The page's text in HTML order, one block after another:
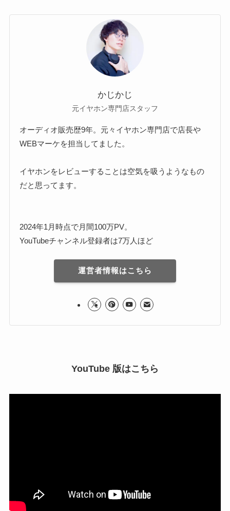
かじかじ
元イヤホン専門店スタッフ
オーディオ販売歴9年。元々イヤホン専門店で店長や
WEBマーケを担当してました。
イヤホンをレビューすることは空気を吸うようなもの
だと思ってます。
2024年1月時点で月間100万PV。
YouTubeチャンネル登録者は7万人ほど
運営者情報はこちら
YouTube 版はこちら